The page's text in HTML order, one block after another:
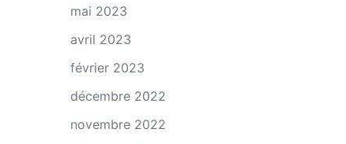
mai 2023
avril 2023
février 2023
décembre 2022
novembre 2022